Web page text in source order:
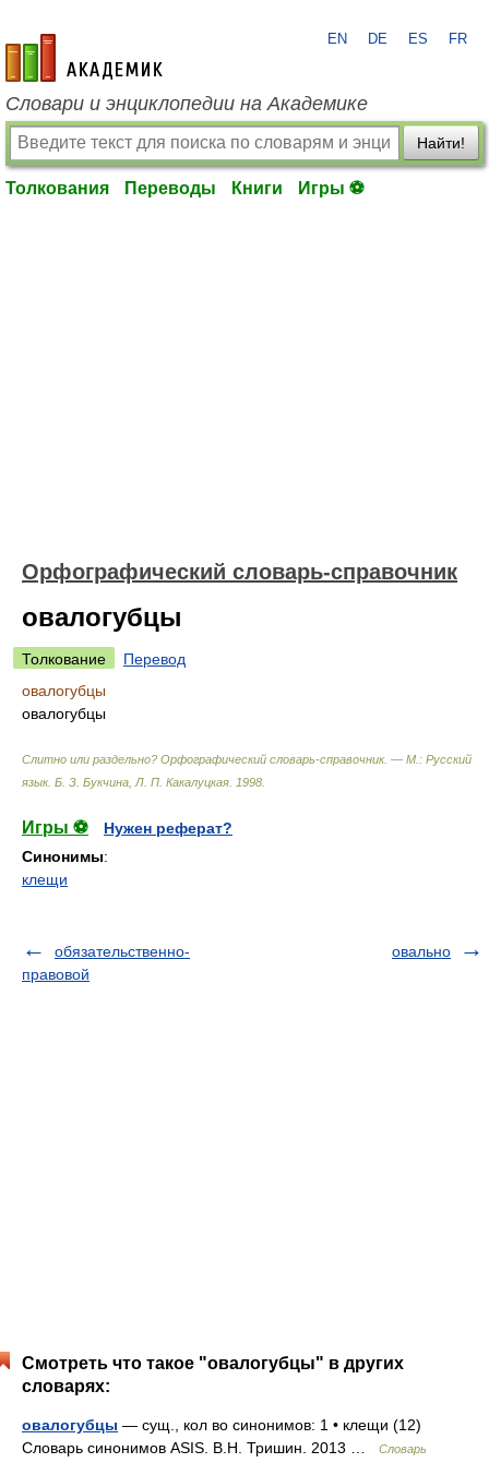
academic.ru
EN DE ES FR
Словари и энциклопедии на Академике
Найти!
Толкования Переводы Книги Игры ⚽
Орфографический словарь-справочник
овалогубцы
Толкование
Перевод
овалогубцы
овалогубцы
Слитно или раздельно? Орфографический словарь-справочник. — М.: Русский
язык. Б. З. Букчина, Л. П. Какалуцкая 1998
Игры ⚽
Нужен реферат?
Синонимы:
клещи
обязательственно-
правовой
овально
Смотреть что такое "овалогубцы" в других
словарях:
овалогубцы — сущ., кол во синонимов: 1 • клещи (12)
Словарь синонимов ASIS. В.Н. Тришин. 2013 …
Словарь